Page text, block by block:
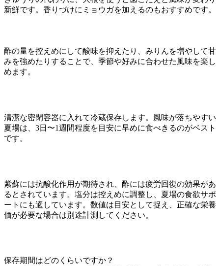
新鮮です。香りづけにミョウガを加えるのもおすすめです。
酢の量を控えめにして酸味を抑えたり、みりんを増やして甘
みを強めたりすることで、季節や好みに合わせた風味を楽し
めます。
清潔な密閉容器に入れて冷蔵保存します。風味が落ちやすい
夏場は、3日〜1週間程度を目安に早めに食べきるのがベスト
です。
紫蘇には抗酸化作用が期待され、酢には疲労回復の効果があ
るとされています。塩分は控えめに調整し、夏場の食欲サポ
ートにも適しています。数値は目安として捉え、正確な栄養
価が必要な場合は別途計測してください。
保存期間はどのくらいですか？